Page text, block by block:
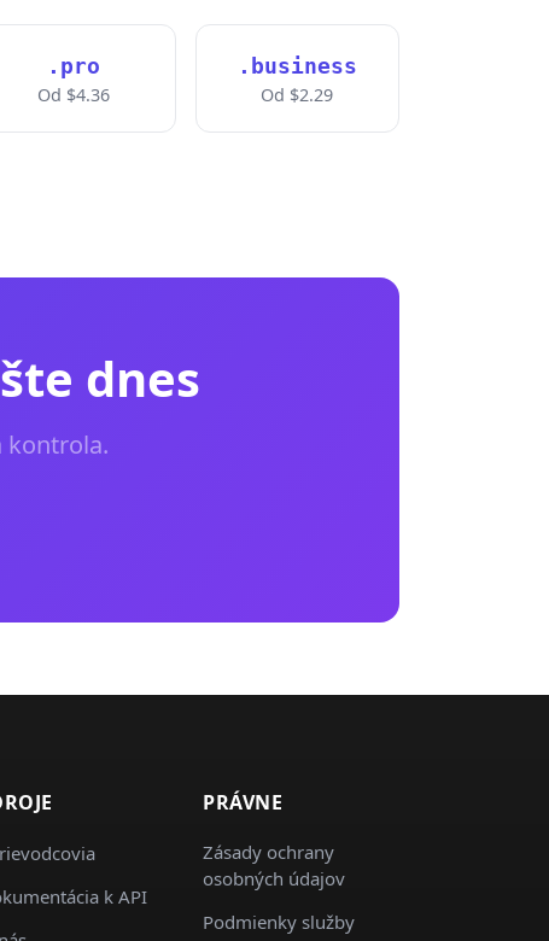
.pro
Od $4.36
.business
Od $2.29
dnes
kontrola.
k API
PRÁVNE
Zásady ochrany
osobných údajov
Podmienky služby